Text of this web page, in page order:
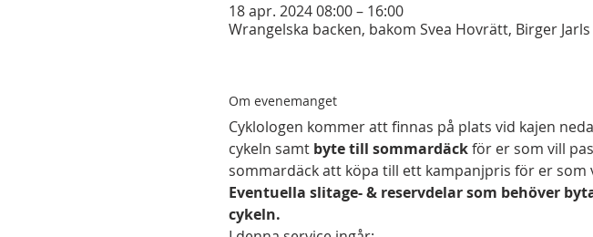
18 apr. 2024 08:00 – 16:00
Wrangelska backen, bakom Svea Hovrätt, Birger
Om evenemanget
Cyklologen kommer att finnas på plats vid kajen
cykeln samt byte till sommardäck för er som vill
sommardäck att köpa till ett kampanjpris för er som
Eventuella slitage- & reservdelar som behöver
cykeln.